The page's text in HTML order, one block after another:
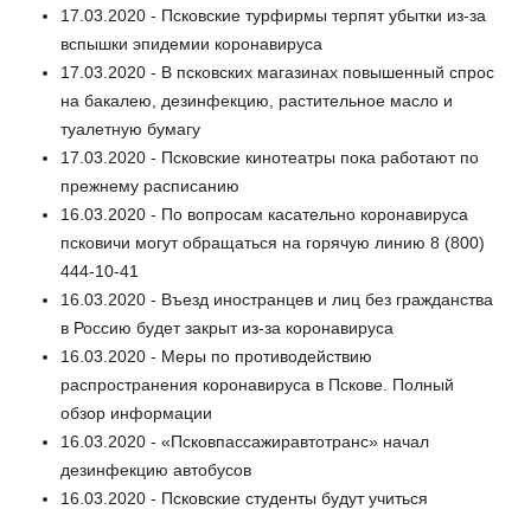
17.03.2020 - Псковские турфирмы терпят убытки из-за
вспышки эпидемии коронавируса
17.03.2020 - В псковских магазинах повышенный спрос
на бакалею, дезинфекцию, растительное масло и
туалетную бумагу
17.03.2020 - Псковские кинотеатры пока работают по
прежнему расписанию
16.03.2020 - По вопросам касательно коронавируса
псковичи могут обращаться на горячую линию 8 (800)
444-10-41
16.03.2020 - Въезд иностранцев и лиц без гражданства
в Россию будет закрыт из-за коронавируса
16.03.2020 - Меры по противодействию
распространения коронавируса в Пскове. Полный
обзор информации
16.03.2020 - «Псковпассажиравтотранс» начал
дезинфекцию автобусов
16.03.2020 - Псковские студенты будут учиться